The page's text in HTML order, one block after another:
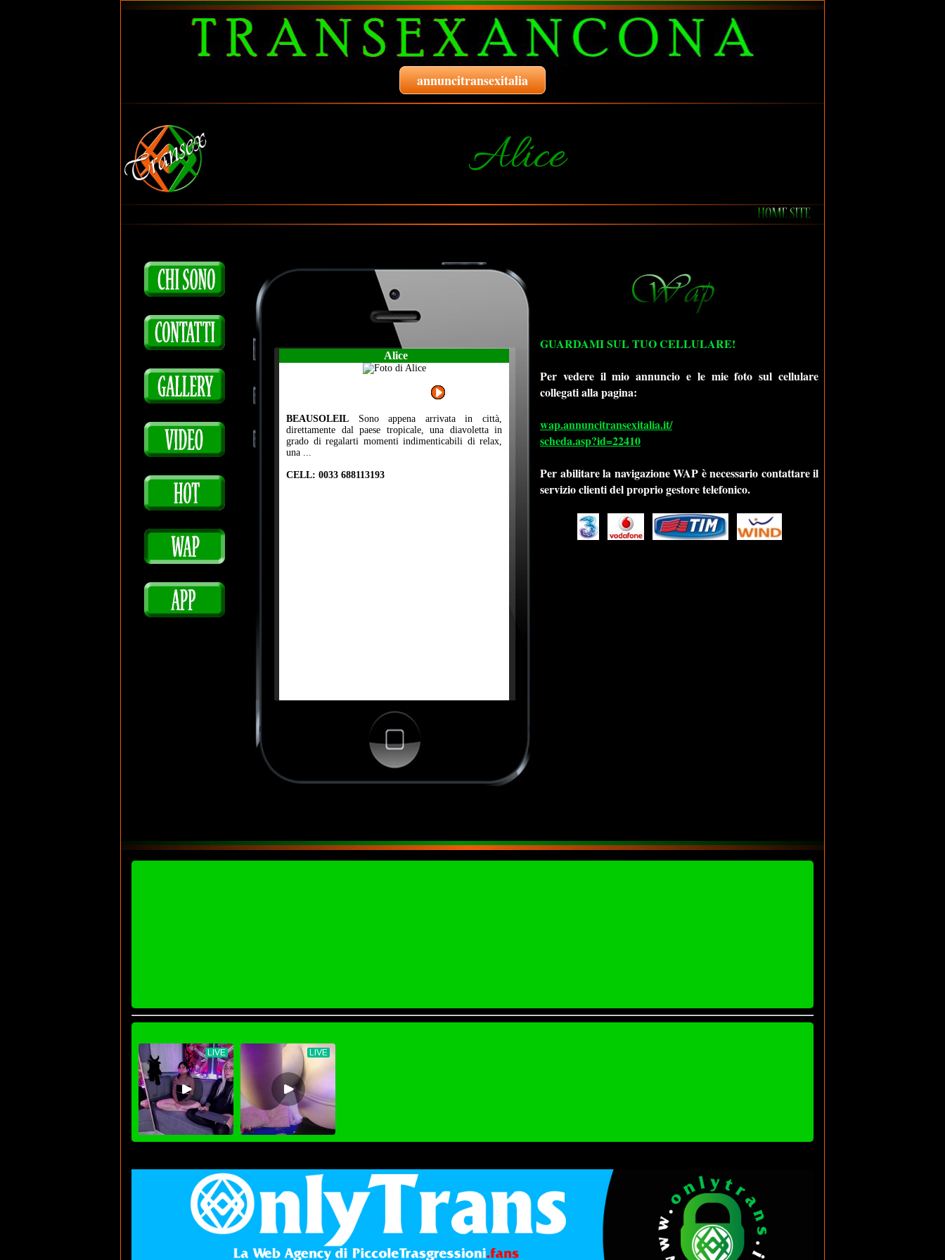
annuncitransexitalia
Alice
GUARDAMI SUL TUO CELLULARE!
Per vedere il mio annuncio e le mie foto sul cellulare
collegati alla pagina:
wap.annuncitransexitalia.it/
scheda.asp?id=22410
Per abilitare la navigazione WAP è necessario contattare il
servizio clienti del proprio gestore telefonico.
Alice
BEAUSOLEIL Sono appena arrivata in città,
direttamente dal paese tropicale, una diavoletta in
grado di regalarti momenti indimenticabili di relax,
una ...
CELL: 0033 688113193